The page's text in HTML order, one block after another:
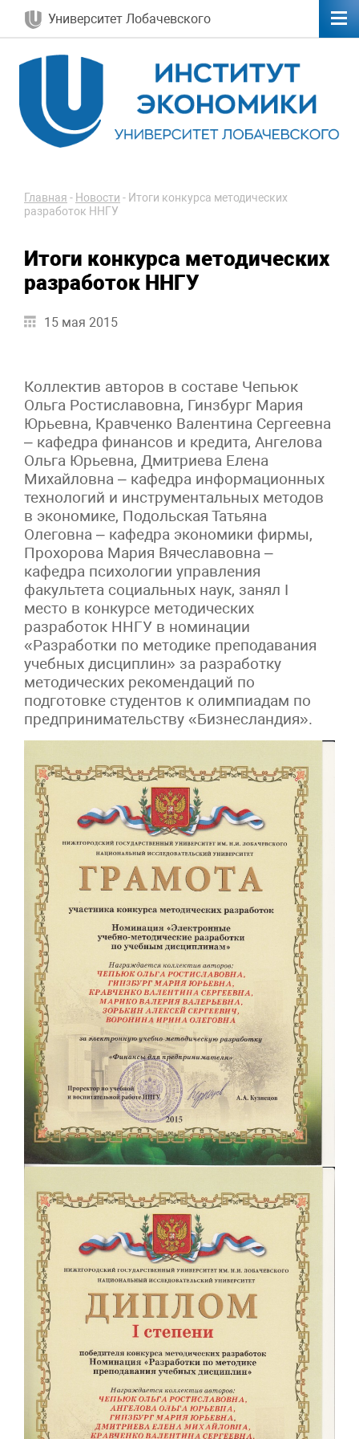
Университет Лобачевского
Главная - Новости - Итоги конкурса методических
разработок ННГУ
Итоги конкурса методических
разработок ННГУ
15 мая 2015
Коллектив авторов в составе Чепьюк
Ольга Ростиславовна, Гинзбург Мария
Юрьевна, Кравченко Валентина Сергеевна
– кафедра финансов и кредита, Ангелова
Ольга Юрьевна, Дмитриева Елена
Михайловна – кафедра информационных
технологий и инструментальных методов
в экономике, Подольская Татьяна
Олеговна – кафедра экономики фирмы,
Прохорова Мария Вячеславовна –
кафедра психологии управления
факультета социальных наук, занял I
место в конкурсе методических
разработок ННГУ в номинации
«Разработки по методике преподавания
учебных дисциплин» за разработку
методических рекомендаций по
подготовке студентов к олимпиадам по
предпринимательству «Бизнесландия».